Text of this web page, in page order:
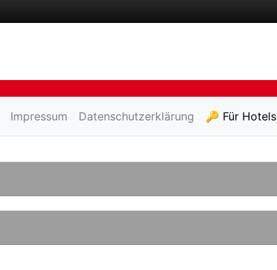
Impressum Datenschutzerklärung 🔑 Für Hotels